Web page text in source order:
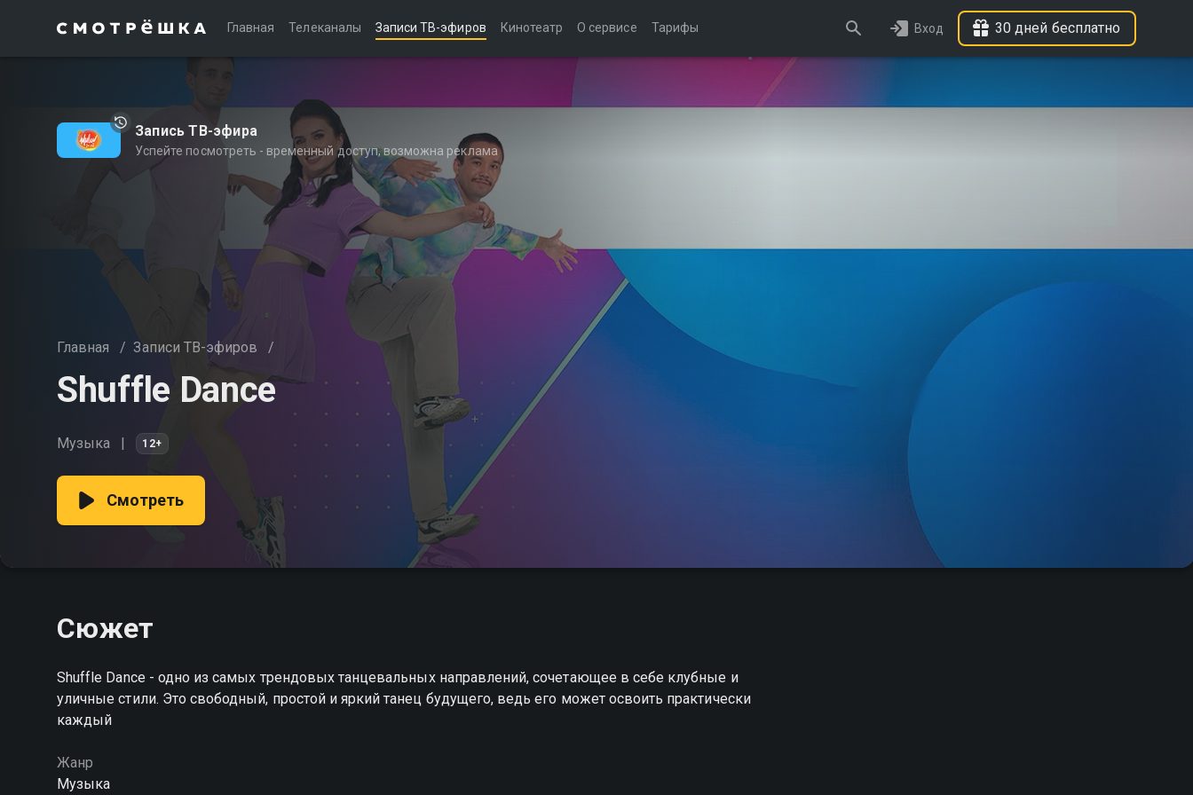
Главная Телеканалы Записи ТВ-эфиров Кинотеатр О сервисе Тарифы Вход 30 дней бесплатно
Запись ТВ-эфира
Успейте посмотреть - временный доступ, возможна реклама
Главная / Записи ТВ-эфиров /
Shuffle Dance
Музыка 12+
Смотреть
Сюжет
Shuffle Dance - одно из самых трендовых танцевальных направлений, сочетающее в себе клубные и
уличные стили. Это свободный, простой и яркий танец будущего, ведь его может освоить практически
каждый
Жанр
Музыка